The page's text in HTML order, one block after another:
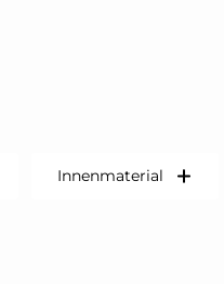
Innenmaterial